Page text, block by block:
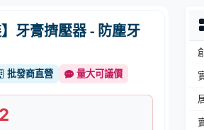
】牙膏擠壓器 - 防塵牙
批發商直營 量大可議價